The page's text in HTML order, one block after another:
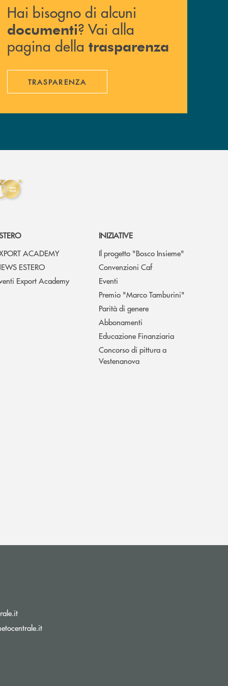
Hai bisogno di alcuni
documenti? Vai alla
pagina della trasparenza
TRASPARENZA
ACADEMY
ESTERO
Export Academy
INIZIATIVE
Il progetto "Bosco Insieme"
Convenzioni Caf
Eventi
Premio "Marco Tamburini"
Parità di genere
Abbonamenti
Educazione Finanziaria
Concorso di pittura a
Vestenanova
(si apre l’app di posta elettronica)
(si apre l’app di posta elettronica)